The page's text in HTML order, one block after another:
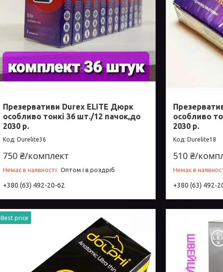
Презервативи Durex ELITE Дюрк
особливо тонкі 36 шт./12 пачок,до
2030 р.
Durelite36
750 ₴/комплект
Немає в наявності Оптом і в роздріб
+380 (63) 492-20-62
особливо
2030 р.
Durelite18
510 ₴/
Немає в
+380 (63) 492-
Best price